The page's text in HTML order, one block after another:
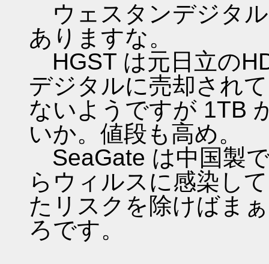
ウェスタンデジタ
ありますな。
HGST は元日立の
デジタルに売却され
ないようですが 1TB
いか。値段も高め。
SeaGate は中国製
らウィルスに感染し
たリスクを除けばま
ろです。